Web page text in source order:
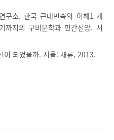
구소. 한국 근대민속의 이해1-개
까지의 구비문학과 민간신앙. 서
이 되었을까. 서울: 채륜, 2013.